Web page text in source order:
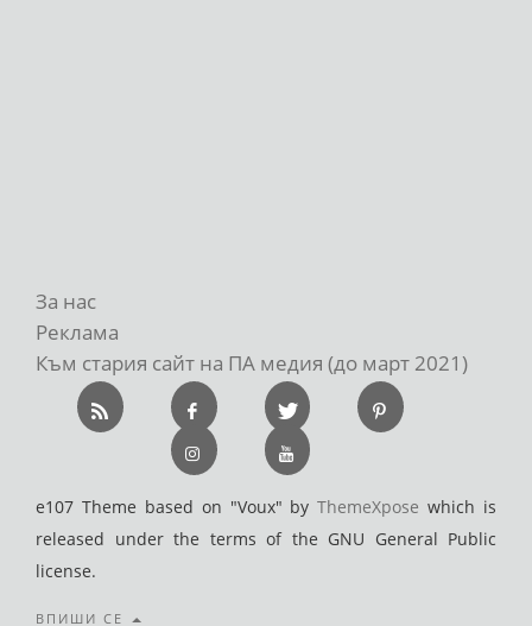
За нас
Реклама
Към стария сайт на ПА медия (до март 2021)
e107 Theme based on "Voux" byThemeXpose which is
released under the terms of the GNU General Public
license.
ВПИШИ СЕ